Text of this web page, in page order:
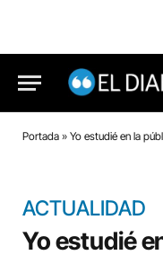
Portada » Yo estudié en la
ACTUALIDAD
Yo estudié